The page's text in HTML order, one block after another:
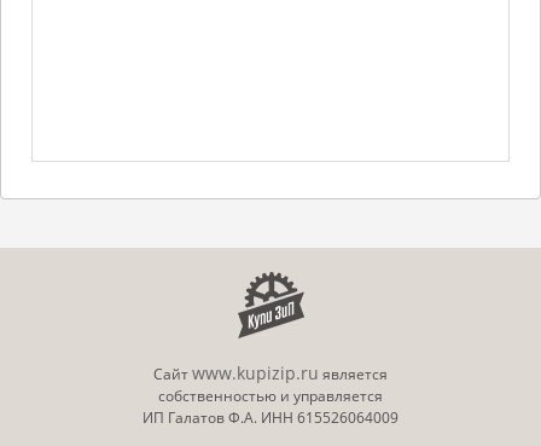
Сайтwww.kupizip.ru является
собственностью и управляется
ИП Галатов Ф.А. ИНН 615526064009